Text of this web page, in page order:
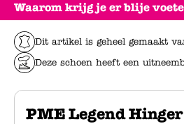
Waarom krijg je er blije
Dit artikel is geheel gemaakt
Deze schoen heeft een
PME Legend